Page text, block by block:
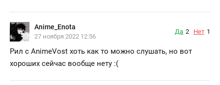
Anime_Enota
27 ноября 2022 12:56
Да 2 Нет 1
Рил с AnimeVost хоть как то можно слушать, но вот
хороших сейчас вообще нету :(